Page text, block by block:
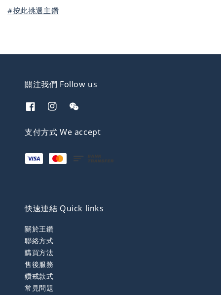
#按此挑選主鑽
關注我們 Follow us
支付方式 We accept
快速連結 Quick links
關於王鑽
聯絡方式
購買方法
售後服務
鑽戒款式
常見問題